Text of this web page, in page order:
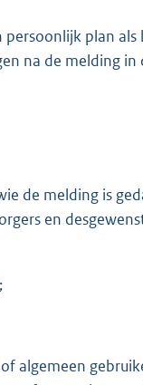
plan
na de melding
de melding is
en
algemeen